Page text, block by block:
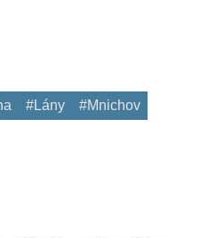
#Lány
#Mnichov